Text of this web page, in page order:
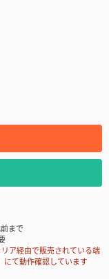
まで
ア経由で販売されている端
にて動作確認しています